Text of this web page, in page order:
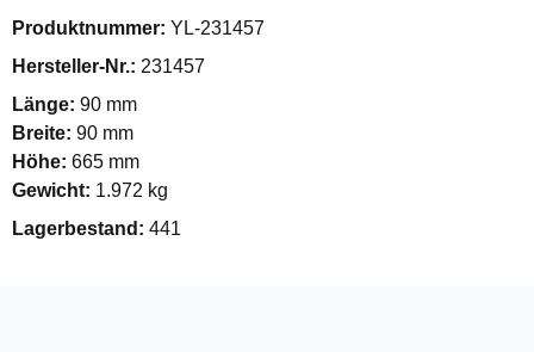
Produktnummer: YL-231457
Hersteller-Nr.: 231457
Länge: 90 mm
Breite: 90 mm
Höhe: 665 mm
Gewicht: 1.972 kg
Lagerbestand: 441